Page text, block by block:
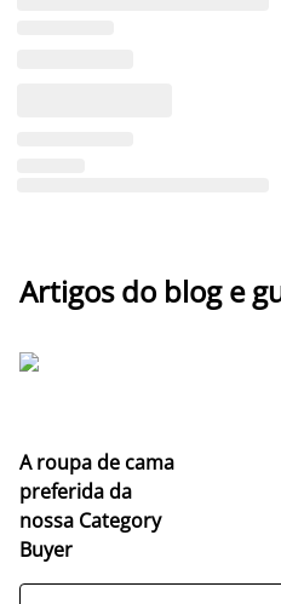
Artigos do blog e
A roupa de cama
preferida da
nossa Category
Buyer